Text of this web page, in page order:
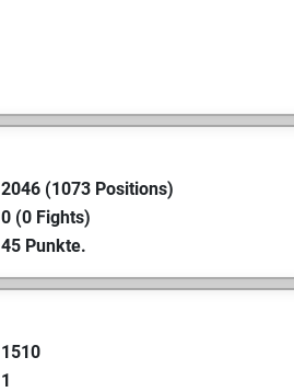
2046 (1073 Positions)
0 (0 Fights)
45 Punkte.
1510
1